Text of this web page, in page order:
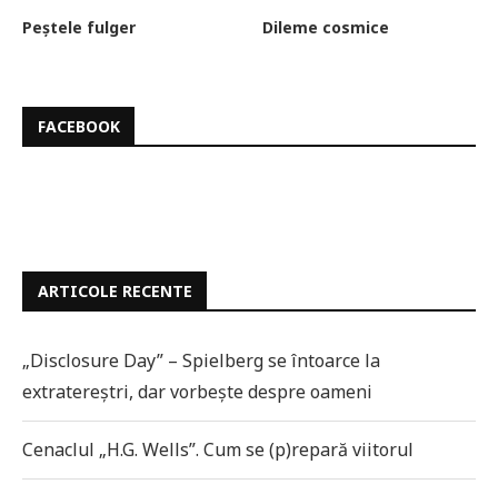
Peștele fulger Dileme cosmice
FACEBOOK
ARTICOLE RECENTE
„Disclosure Day” – Spielberg se întoarce la
extratereștri, dar vorbește despre oameni
Cenaclul „H.G. Wells”. Cum se (p)repară viitorul